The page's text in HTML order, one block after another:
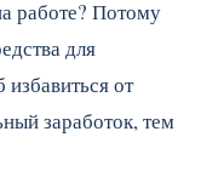
работе? Потому
для
от
заработок, тем